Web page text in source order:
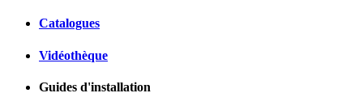
Catalogues
Vidéothèque
Guides d'installation